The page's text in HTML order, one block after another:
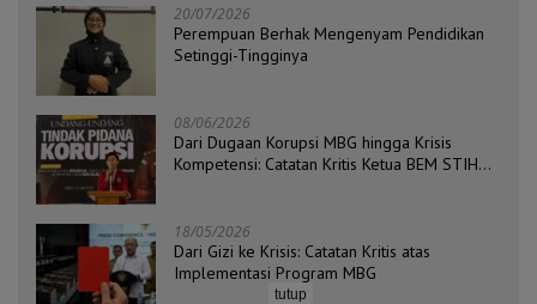
20/07/2026
Perempuan Berhak Mengenyam Pendidikan
Setinggi-Tingginya
08/06/2026
Dari Dugaan Korupsi MBG hingga Krisis
Kompetensi: Catatan Kritis Ketua BEM STIH
18/05/2026
Dari Gizi ke Krisis: Catatan Kritis atas
Implementasi Program MBG
tutup